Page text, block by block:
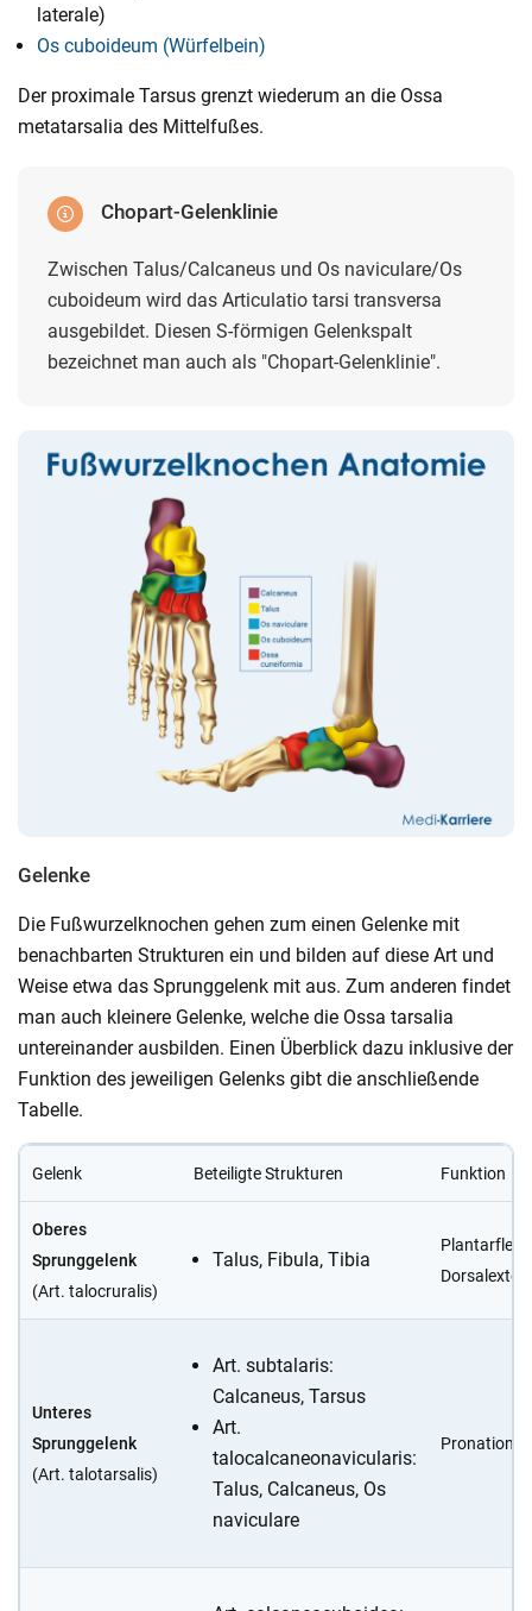
laterale)
Os cuboideum (Würfelbein)
Der proximale Tarsus grenzt wiederum an die Ossa
metatarsalia des Mittelfußes.
Chopart-Gelenklinie
Zwischen Talus/Calcaneus und Os naviculare/Os
cuboideum wird das Articulatio tarsi transversa
ausgebildet. Diesen S-förmigen Gelenkspalt
bezeichnet man auch als "Chopart-Gelenklinie".
Gelenke
Die Fußwurzelknochen gehen zum einen Gelenke mit
benachbarten Strukturen ein und bilden auf diese Art und
Weise etwa das Sprunggelenk mit aus. Zum anderen findet
man auch kleinere Gelenke, welche die Ossa tarsalia
untereinander ausbilden. Einen Überblick dazu inklusive der
Funktion des jeweiligen Gelenks gibt die anschließende
Tabelle.
Gelenk Beteiligte Strukturen Funktion
Oberes
Sprunggelenk
(Art. talocruralis)
Talus, Fibula, Tibia
Unteres
Sprunggelenk
(Art. talotarsalis)
Art. subtalaris:
Calcaneus, Tarsus
Art.
talocalcaneonavicularis:
Talus, Calcaneus, Os
naviculare
Pronation /